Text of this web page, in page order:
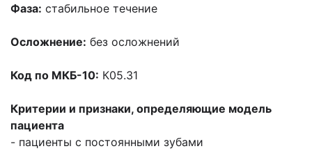
Фаза: стабильное течение
Осложнение: без осложнений
Код по МКБ-10: К05.31
Критерии и признаки, определяющие модель
пациента
- пациенты с постоянными зубами